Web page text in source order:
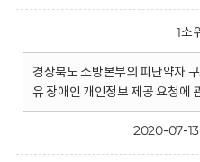
1소
경상북도 소방본부의 피난약자
유 장애인 개인정보 제공 요청에
2020-07-13